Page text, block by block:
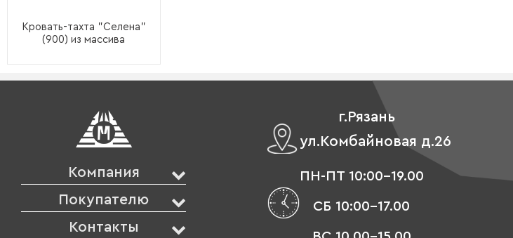
Кровать-тахта "Селена"
(900) из массива
Компания
Покупателю
Контакты
г.Рязань
ул.Комбайновая д.26
ПН-ПТ 10:00-19.00
СБ 10:00-17.00